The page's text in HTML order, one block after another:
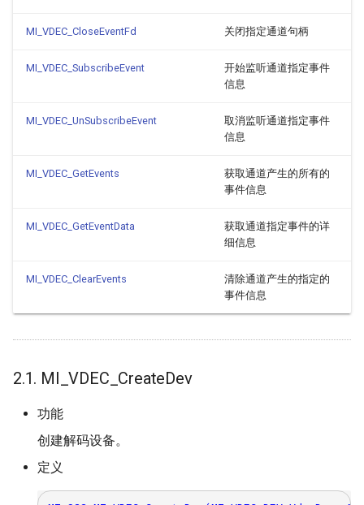
MI_VDEC_CloseEventFd 关闭指定通道句柄
MI_VDEC_SubscribeEvent
开始监听通道指定事件
信息
MI_VDEC_UnSubscribeEvent
取消监听通道指定事件
信息
MI_VDEC_GetEvents
获取通道产生的所有的
事件信息
MI_VDEC_GetEventData
获取通道指定事件的详
细信息
MI_VDEC_ClearEvents
清除通道产生的指定的
事件信息
2.1. MI_VDEC_CreateDev
功能
创建解码设备。
定义